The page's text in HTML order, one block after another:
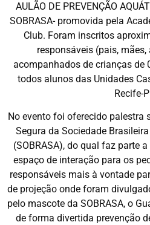
AULÃO DE PREVENÇÃO
SOBRASA- promovida pela
Club. Foram inscritos
responsáveis (pais,
acompanhados de crianças de
todos alunos das Unidades
Recife-
No evento foi oferecido palestra
Segura da Sociedade
(SOBRASA), do qual faz parte
espaço de interação para os
responsáveis mais à vontade
de projeção onde foram
pelo mascote da SOBRASA, o
de forma divertida prevenção